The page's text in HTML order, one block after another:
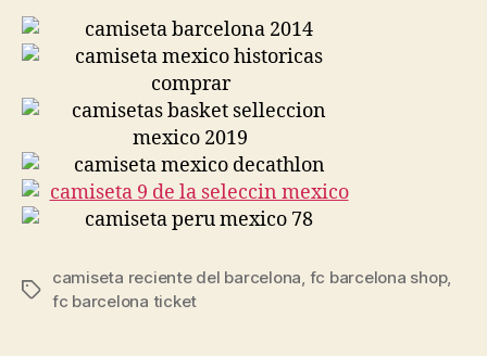
Etiquetas
camiseta reciente del barcelona, fc barcelona shop,
fc barcelona ticket